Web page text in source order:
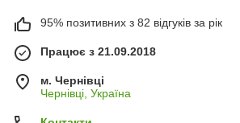
95% позитивних з 82 відгуків за рік
Працює з 21.09.2018
м. Чернівці
Чернівці, Україна